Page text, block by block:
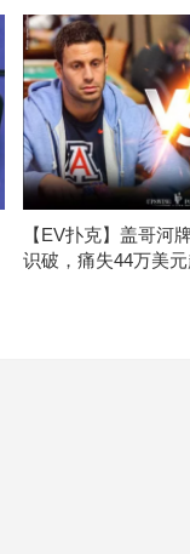
【EV扑克】盖哥河
识破，痛失44万美